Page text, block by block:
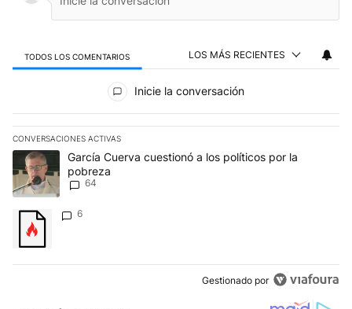
TODOS LOS COMENTARIOS LOS MÁS RECIENTES
Todos los comentarios
Inicie la conversación
CONVERSACIONES ACTIVAS
Este listado muestra los artículos con más comentarios en los
Un artículo de tendencia con el título "García Cuerva cuestionó
García Cuerva cuestionó a los políticos por la
pobreza
64
Un artículo de tendencia con el título "" con 6 comentarios.
6
Gestionado por